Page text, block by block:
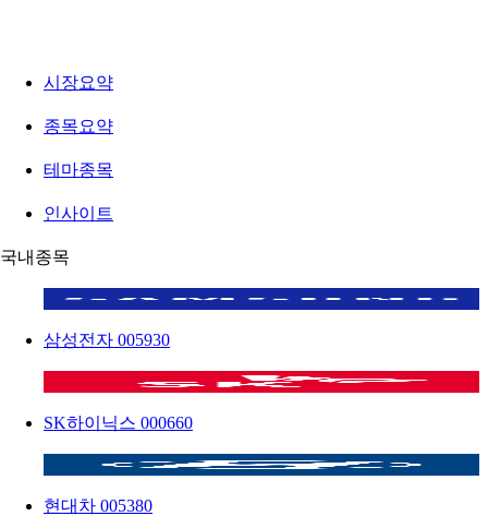
시장요약
종목요약
테마종목
인사이트
국내종목
삼성전자 005930
SK하이닉스 000660
현대차 005380